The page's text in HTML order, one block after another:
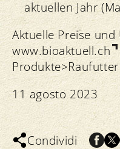
aktuellen Jahr
Aktuelle Preise
www.bioaktuell.ch
Produkte>Raufutter
11 agosto 2023
Condividi